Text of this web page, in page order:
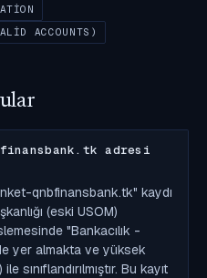
ACCOUNTS)
adresi
qnbfinansbank.tk" kaydı
(eski USOM)
"Bankacılık -
yer almakta ve yüksek
sınıflandırılmıştır. Bu kayıt